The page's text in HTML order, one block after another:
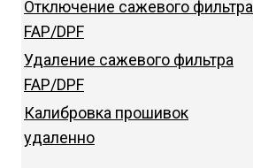
Отключение сажевого фильтра
FAP/DPF
Удаление сажевого фильтра
FAP/DPF
Калибровка прошивок
удаленно